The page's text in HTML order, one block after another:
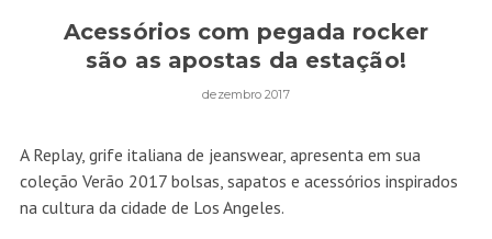
Acessórios com pegada rocker
são as apostas da estação!
dezembro 2017
A Replay, grife italiana de jeanswear, apresenta em sua
coleção Verão 2017 bolsas, sapatos e acessórios inspirados
na cultura da cidade de Los Angeles.